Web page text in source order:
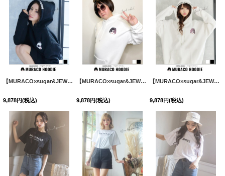
【MURACO×sugar&JEWELS】MURACOLONDON ムラココラボパーカー/フーディー/ トレーナー/シンプルロゴデザイン[HC02]
9,878円(税込)
【MURACO×sugar&JEWELS】MURACOLONDON ムラココラボパーカー/フーディー/ トレーナー/シンプルロゴデザイン[HC02]
9,878円(税込)
【MURACO×sugar&JEWELS】MURACOLONDON ムラココラボパーカー/フーディー/ トレーナー/シンプルロゴデザイン[HC02]
9,878円(税込)